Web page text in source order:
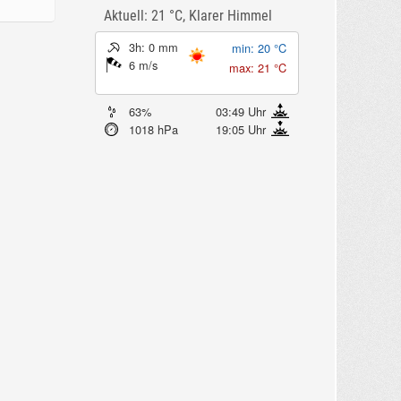
Aktuell: 21 °C, Klarer Himmel
3h: 0 mm
6 m/s
min: 20 °C
max: 21 °C
63%
03:49 Uhr
1018 hPa
19:05 Uhr